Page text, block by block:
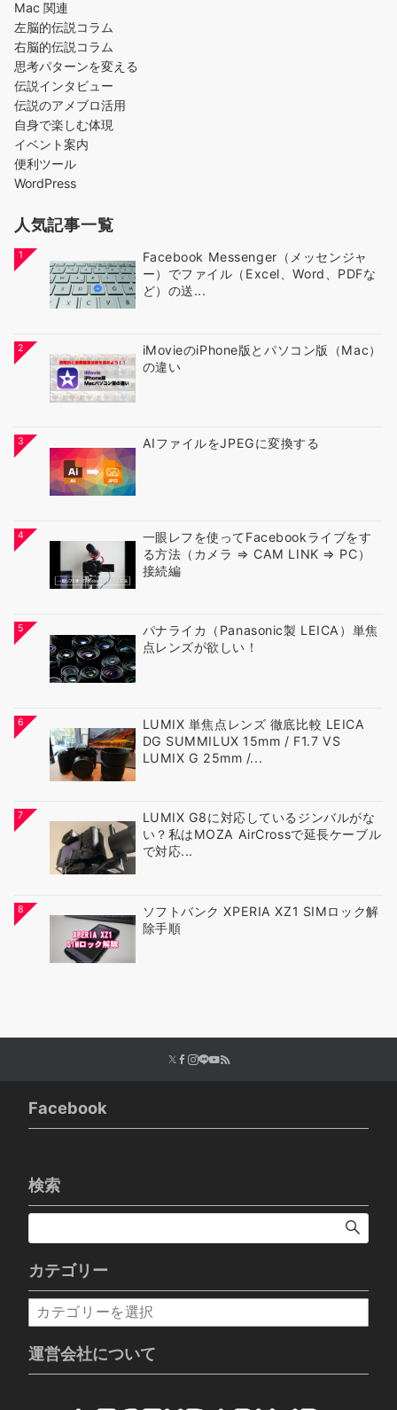
Mac 関連
左脳的伝説コラム
右脳的伝説コラム
思考パターンを変える
伝説インタビュー
伝説のアメブロ活用
自身で楽しむ体現
イベント案内
便利ツール
WordPress
人気記事一覧
1
Facebook Messenger（メッセンジャ
ー）でファイル（Excel、Word、PDFな
ど）の送...
2
iMovieのiPhone版とパソコン版（Mac）
の違い
3 AIファイルをJPEGに変換する
4
一眼レフを使ってFacebookライブをす
る方法（カメラ ⇒ CAM LINK ⇒ PC）
接続編
5
パナライカ（Panasonic製 LEICA）単焦
点レンズが欲しい！
6
LUMIX 単焦点レンズ 徹底比較 LEICA
DG SUMMILUX 15mm / F1.7 VS
LUMIX G 25mm /...
7
LUMIX G8に対応しているジンバルがな
い？私はMOZA AirCrossで延長ケーブル
で対応...
8
ソフトバンク XPERIA XZ1 SIMロック解
除手順
Facebook
検索
カテゴリー
カ
テ
ゴ
リ
運営会社について